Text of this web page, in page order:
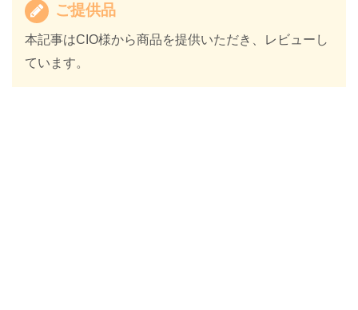
ご提供品
本記事はCIO様から商品を提供いただき、レビューし
ています。